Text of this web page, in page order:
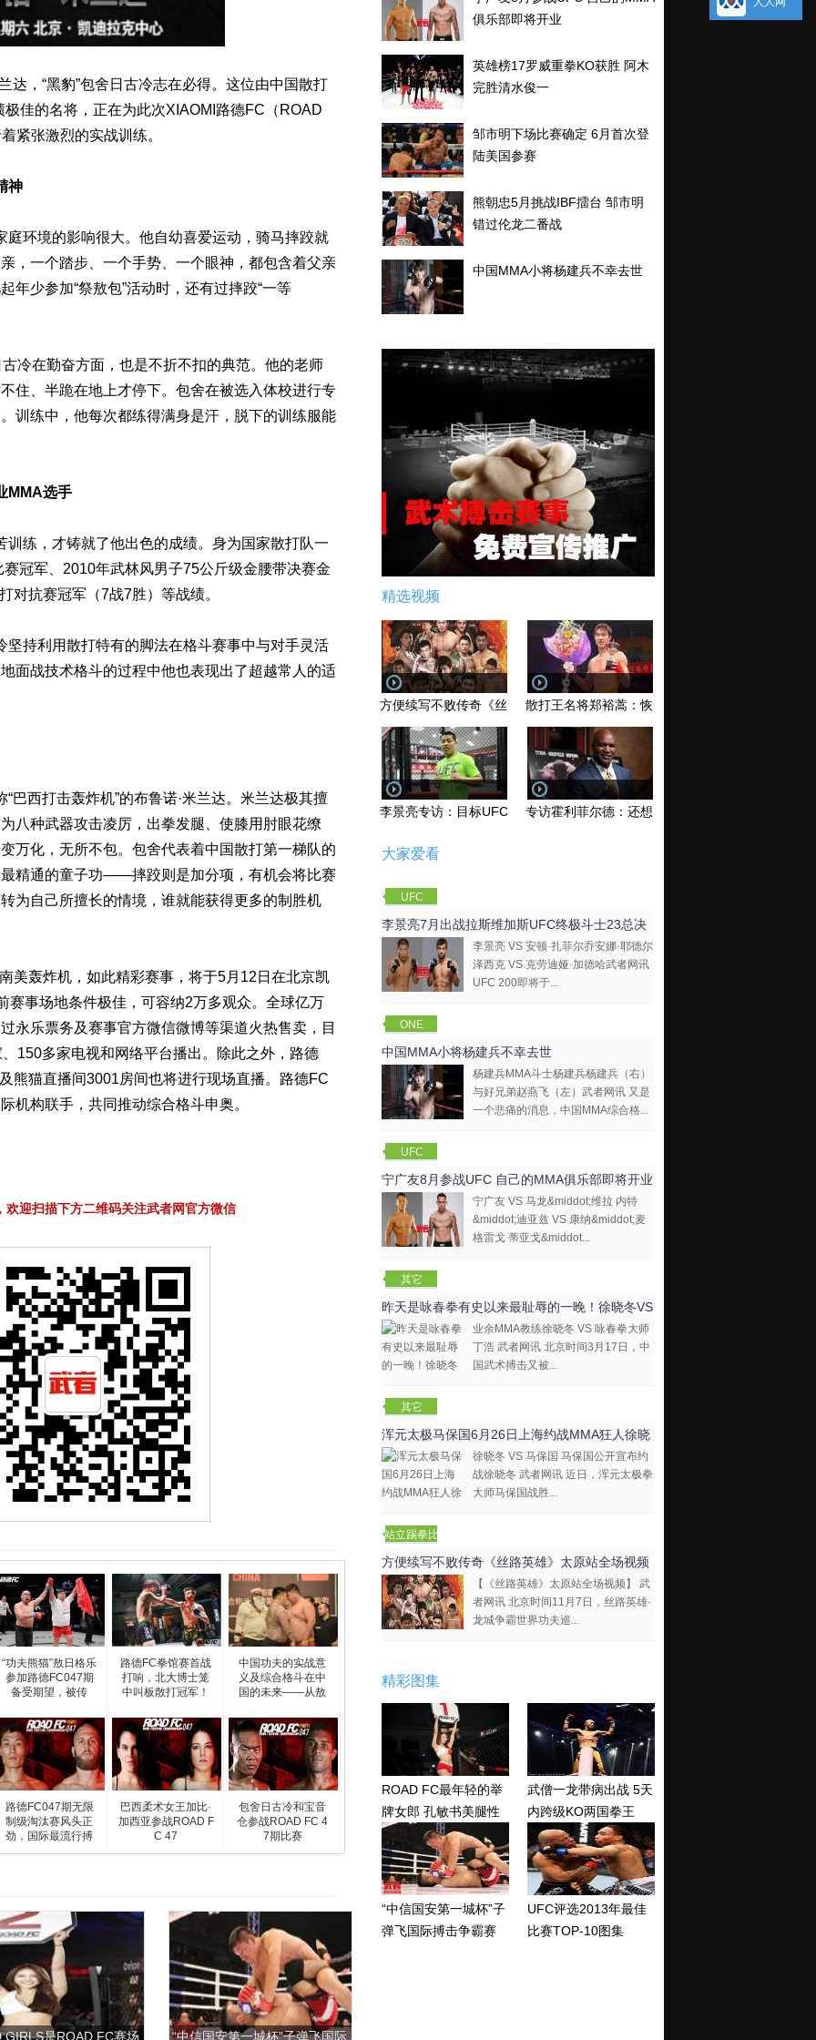
，“黑豹”包舍日古冷志在必得。这位由中国散打
佳的名将，正在为此次XIAOMI路德FC（ROAD
紧张激烈的实战训练。
神
环境的影响很大。他自幼喜爱运动，骑马摔跤就
，一个踏步、一个手势、一个眼神，都包含着父亲
年少参加“祭敖包”活动时，还有过摔跤“一等
冷在勤奋方面，也是不折不扣的典范。他的老师
住、半跪在地上才停下。包舍在被选入体校进行专
训练中，他每次都练得满身是汗，脱下的训练服能
MMA选手
练，才铸就了他出色的成绩。身为国家散打队一
冠军、2010年武林风男子75公斤级金腰带决赛金
对抗赛冠军（7战7胜）等战绩。
持利用散打特有的脚法在格斗赛事中与对手灵活
面战技术格斗的过程中他也表现出了超越常人的适
西打击轰炸机”的布鲁诺·米兰达。米兰达极其擅
八种武器攻击凌厉，出拳发腿、使膝用肘眼花缭
万化，无所不包。包舍代表着中国散打第一梯队的
精通的童子功——摔跤则是加分项，有机会将比赛
为自己所擅长的情境，谁就能获得更多的制胜机
轰炸机，如此精彩赛事，将于5月12日在北京凯
赛事场地条件极佳，可容纳2万多观众。全球亿万
永乐票务及赛事官方微信微博等渠道火热售卖，目
150多家电视和网络平台播出。除此之外，路德
熊猫直播间3001房间也将进行现场直播。路德FC
机构联手，共同推动综合格斗申奥。
欢迎扫描下方二维码关注武者网官方微信
“功夫熊猫”敖日格乐
参加路德FC047期
备受期望，被传
路德FC拳馆赛首战
打响，北大博士笼
中叫板散打冠军！
中国功夫的实战意
义及综合格斗在中
国的未来——从敖
路德FC047期无限
制级淘汰赛风头正
劲，国际最流行搏
击
巴西柔术女王加比·
加西亚参战ROAD F
C 47
包舍日古冷和宝音
仓参战ROAD FC 4
7期比赛
GIRLS是ROAD FC赛场 “中信国安第一城杯”子弹飞国际
俱乐部即将开业
英雄榜17罗威重拳KO获胜 阿木
完胜清水俊一
邹市明下场比赛确定 6月首次登
陆美国参赛
熊朝忠5月挑战IBF擂台 邹市明
错过伦龙二番战
中国MMA小将杨建兵不幸去世
精选视频
方便续写不败传奇《丝路英雄》太原站全场视频
散打王名将郑裕蒿：恢复训练 有望回归擂台
李景亮专访：目标UFC金腰带 不做打酱油专访霍利菲尔德：还想再和泰森干一架！
大家爱看
UFC
李景亮7月出战拉斯维加斯UFC终极斗士23总决
李景亮 VS 安顿·扎菲尔乔安娜·耶德尔
泽西克 VS 克劳迪娅·加德哈武者网讯
UFC 200即将于...
ONE
Champions
hip
中国MMA小将杨建兵不幸去世
杨建兵MMA斗士杨建兵杨建兵（右）
与好兄弟赵燕飞（左）武者网讯 又是
一个悲痛的消息，中国MMA综合格...
UFC
宁广友8月参战UFC 自己的MMA俱乐部即将开业
宁广友 VS 马龙&middot;维拉 内特
&middot;迪亚兹 VS 康纳&middot;麦
格雷戈 蒂亚戈&middot...
其它
昨天是咏春拳有史以来最耻辱的一晚！徐晓冬VS
咏春拳大师
业余MMA教练徐晓冬 VS 咏春拳大师
丁浩 武者网讯 北京时间3月17日，中
国武术搏击又被...
其它
浑元太极马保国6月26日上海约战MMA狂人徐晓
冬
徐晓冬 VS 马保国 马保国公开宣布约
战徐晓冬 武者网讯 近日，浑元太极拳
大师马保国战胜...
站立踢拳比
赛视频
方便续写不败传奇《丝路英雄》太原站全场视频
【《丝路英雄》太原站全场视频】 武
者网讯 北京时间11月7日，丝路英雄·
龙城争霸世界功夫巡...
精彩图集
ROAD FC最年轻的举
牌女郎 孔敏书美腿性
感眼神清纯
武僧一龙带病出战 5天
内跨级KO两国拳王
“中信国安第一城杯”子
弹飞国际搏击争霸赛
UFC评选2013年最佳
比赛TOP-10图集